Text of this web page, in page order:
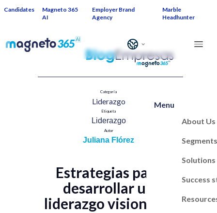
Candidates
Magneto 365
AI
Employer Brand
Agency
Marble
Headhunter
Menu
About Us
Segments
Solutions
Success
Categoría
Liderazgo
Etiqueta
Liderazgo
Autor
Juliana Flórez
Estrategias para
desarrollar un
liderazgo visionario